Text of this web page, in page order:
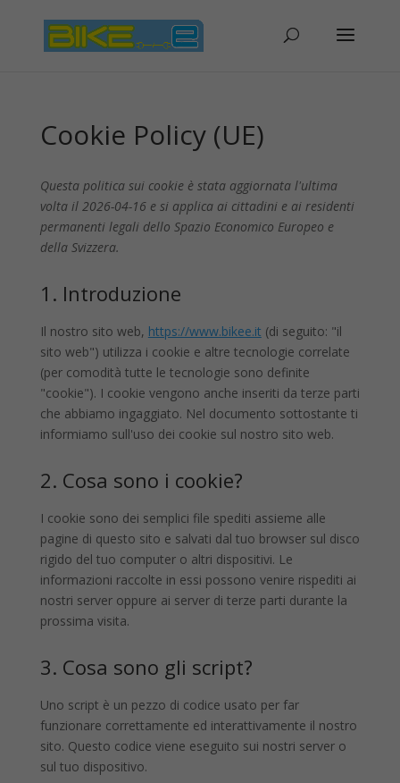
Cookie Policy (UE)
Questa politica sui cookie è stata aggiornata l'ultima
volta il 2026-04-16 e si applica ai cittadini e ai residenti
permanenti legali dello Spazio Economico Europeo e
della Svizzera.
1. Introduzione
Il nostro sito web, https://www.bikee.it (di seguito: "il
sito web") utilizza i cookie e altre tecnologie correlate
(per comodità tutte le tecnologie sono definite
"cookie"). I cookie vengono anche inseriti da terze parti
che abbiamo ingaggiato. Nel documento sottostante ti
informiamo sull'uso dei cookie sul nostro sito web.
2. Cosa sono i cookie?
I cookie sono dei semplici file spediti assieme alle
pagine di questo sito e salvati dal tuo browser sul disco
rigido del tuo computer o altri dispositivi. Le
informazioni raccolte in essi possono venire rispediti ai
nostri server oppure ai server di terze parti durante la
prossima visita.
3. Cosa sono gli script?
Uno script è un pezzo di codice usato per far
funzionare correttamente ed interattivamente il nostro
sito. Questo codice viene eseguito sui nostri server o
sul tuo dispositivo.